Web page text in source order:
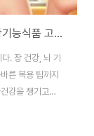
유산균·오메가3·곡물효소, 내 몸에 꼭 맞는 건강기능식품 고르기 가이드
. 장 건강, 뇌 기
른 복용 팁까지
강을 챙기고자
만 종류가 워낙